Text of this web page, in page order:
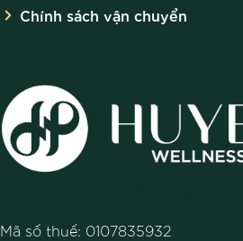
Chính sách vận chuyển
Mã số thuế: 0107835932